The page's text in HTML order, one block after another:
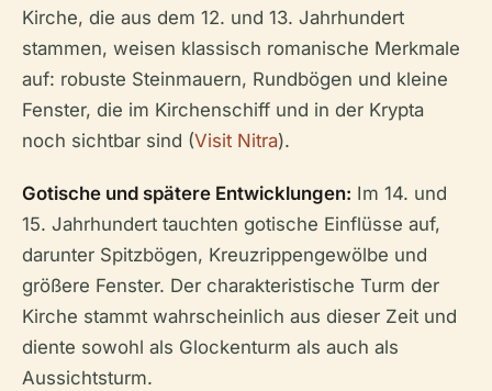
Kirche, die aus dem 12. und 13. Jahrhundert
stammen, weisen klassisch romanische Merkmale
auf: robuste Steinmauern, Rundbögen und kleine
Fenster, die im Kirchenschiff und in der Krypta
noch sichtbar sind (Visit Nitra).
Gotische und spätere Entwicklungen: Im 14. und
15. Jahrhundert tauchten gotische Einflüsse auf,
darunter Spitzbögen, Kreuzrippengewölbe und
größere Fenster. Der charakteristische Turm der
Kirche stammt wahrscheinlich aus dieser Zeit und
diente sowohl als Glockenturm als auch als
Aussichtsturm.